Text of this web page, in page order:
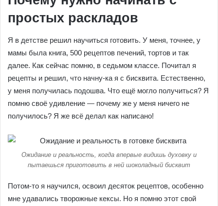
простых раскладов
Я в детстве решил научиться готовить. У меня, точнее, у
мамы была книга, 500 рецептов печений, тортов и так
далее. Как сейчас помню, в седьмом классе. Почитал я
рецепты и решил, что начну-ка я с бисквита. Естественно,
у меня получилась подошва. Что ещё могло получиться? Я
помню своё удивление — почему же у меня ничего не
получилось? Я же всё делал как написано!
Ожидание и реальность, когда впервые видишь духовку и
пытаешься приготовить в ней шоколадный бисквит
Потом-то я научился, освоил десяток рецептов, особенно
мне удавались творожные кексы. Но я помню этот свой